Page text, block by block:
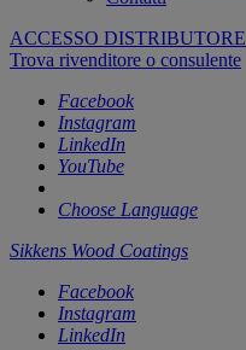
ACCESSO DISTRIBUTORE
Trova rivenditore o consulente
Facebook
Instagram
LinkedIn
YouTube
Choose Language
Sikkens Wood Coatings
Facebook
Instagram
LinkedIn